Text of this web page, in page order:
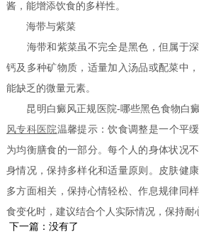
酱，能增添饮食的多样性。
海带与紫菜
海带和紫菜虽不完全是黑色，但属于深
钙及多种矿物质，适量加入汤品或配菜中
能缺乏的微量元素。
昆明白癜风正规医院-哪些黑色食物白癜
风专科医院温馨提示：饮食调整是一个平
为均衡膳食的一部分。每个人的身体状况
身情况，保持多样化和适量原则。皮肤健
多方面相关，保持心情轻松、作息规律同
食变化时，建议结合个人实际情况，保持耐
下一篇：没有了